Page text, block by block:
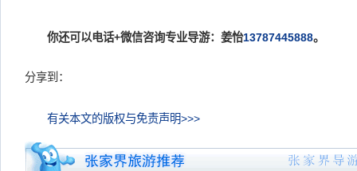
你还可以电话+微信咨询专业导游：姜怡13787445888。
分享到：
有关本文的版权与免责声明>>>